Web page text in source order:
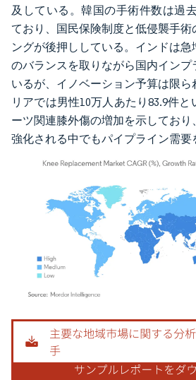
及している。韓国の手術件数は過
ており、国民保険制度と低侵襲手術
ングが後押ししている。インドは
のバランスを取りながら国内インプ
いるが、イノベーション予算は限ら
リアでは男性10万人あたり83.9件
ーツ関連膝外傷の増加を示してお
強化される中でもパイプライン需要
画像 © Mordor Intelligence。再利用にはCC BY